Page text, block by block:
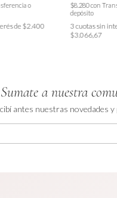
o
de $2.400
$8.280con
depósito
3cuotas sin
$3.066,67
Sumate a nuestra
antes nuestras novedades